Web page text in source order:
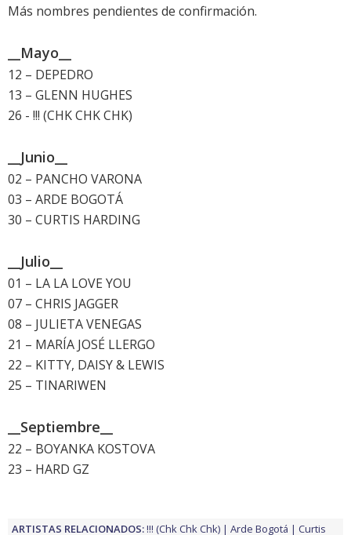
Más nombres pendientes de confirmación.
__Mayo__
12 – DEPEDRO
13 – GLENN HUGHES
26 - !!! (CHK CHK CHK)
__Junio__
02 – PANCHO VARONA
03 – ARDE BOGOTÁ
30 – CURTIS HARDING
__Julio__
01 – LA LA LOVE YOU
07 – CHRIS JAGGER
08 – JULIETA VENEGAS
21 – MARÍA JOSÉ LLERGO
22 – KITTY, DAISY & LEWIS
25 – TINARIWEN
__Septiembre__
22 – BOYANKA KOSTOVA
23 – HARD GZ
ARTISTAS RELACIONADOS:!!! (Chk Chk Chk) Arde Bogotá
Curtis